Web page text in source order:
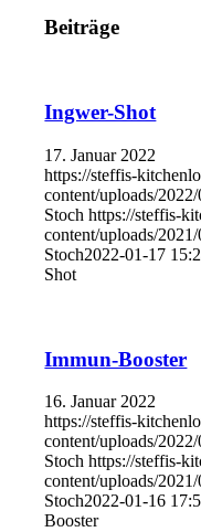
Beiträge
Ingwer-Shot
17. Januar 2022
https://steffis-
content/uploads/
Stoch https://steffis-
content/uploads/
Stoch2022-01-17
Shot
Immun-Booster
16. Januar 2022
https://steffis-
content/uploads/
Stoch https://steffis-
content/uploads/
Stoch2022-01-16
Booster